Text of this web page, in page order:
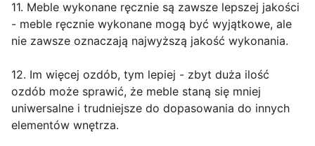
11. Meble wykonane ręcznie są zawsze lepszej jakości
- meble ręcznie wykonane mogą być wyjątkowe, ale
nie zawsze oznaczają najwyższą jakość wykonania.
12. Im więcej ozdób, tym lepiej - zbyt duża ilość
ozdób może sprawić, że meble staną się mniej
uniwersalne i trudniejsze do dopasowania do innych
elementów wnętrza.